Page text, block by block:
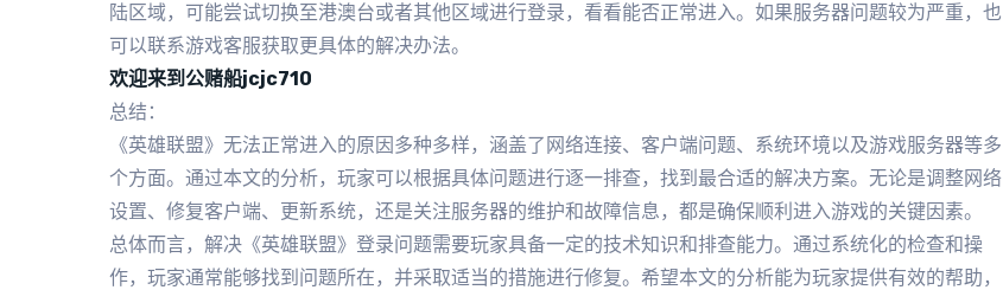
陆区域，可能尝试切换至港澳台或者其他区域进行登录，看看能否正常进入。如果服务器问题较为严重，也
可以联系游戏客服获取更具体的解决办法。
欢迎来到公赌船jcjc710
总结：
《英雄联盟》无法正常进入的原因多种多样，涵盖了网络连接、客户端问题、系统环境以及游戏服务器等多
个方面。通过本文的分析，玩家可以根据具体问题进行逐一排查，找到最合适的解决方案。无论是调整网络
设置、修复客户端、更新系统，还是关注服务器的维护和故障信息，都是确保顺利进入游戏的关键因素。
总体而言，解决《英雄联盟》登录问题需要玩家具备一定的技术知识和排查能力。通过系统化的检查和操
作，玩家通常能够找到问题所在，并采取适当的措施进行修复。希望本文的分析能为玩家提供有效的帮助，